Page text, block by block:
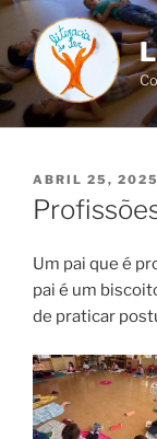
Saltar
para
o
conteúdo
PUBLICADO
EM
ABRIL 25, 2025
Um pai que é
pai é um
de praticar